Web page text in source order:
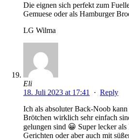
Die eignen sich perfekt zum
Gemuese oder als Hamburger
LG Wilma
Eli
18. Juli 2023 at 17:41
· Reply
Ich als absoluter Back-Noob kann
Brötchen wirklich sehr einfach
gelungen sind 😀 Super lecker
Gerichten oder aber auch mit